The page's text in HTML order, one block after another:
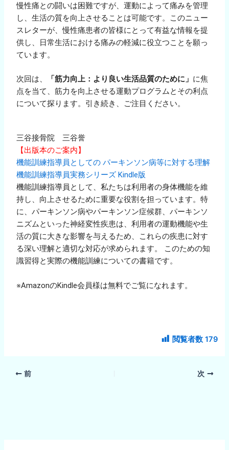
慢性痛との闘いは困難ですが、運動によって痛みを管理
し、生活の質を向上させることは可能です。このニュー
スレターが、慢性痛患者の皆様にとって有益な情報を提
供し、日常生活における痛みの軽減に役立つことを願っ
ています。
次回は、 「筋力向上：より良い生活品質のために」 に焦
点を当て、筋力を向上させる運動プログラムとその利点
について探ります。引き続き、ご注目ください。
三谷接骨院 三谷誉
【出版本のご案内】
機能訓練指導員としての パーキンソン病等に対する理解
機能訓練指導員実務シリーズ Kindle版
機能訓練指導員として、私たちは利用者の身体機能を維
持し、向上させるために重要な役割を担っています。特
に、パーキンソン病やパーキンソン症候群、パーキンソ
ニズムといった神経変性疾患は、利用者の運動機能や生
活の質に大きな影響を与えるため、これらの疾患に対す
る深い理解と適切な対応が求められます。 このための知
識習得と実際の機能訓練についての書籍です。
※AmazonのKindle会員様は無料でご覧になれます。
閲覧者数 179
前 次